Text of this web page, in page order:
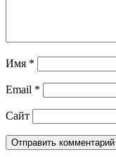
Имя *
Email *
Сайт